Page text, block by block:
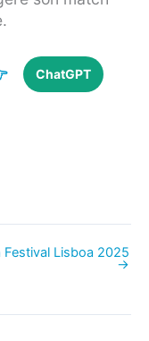
ChatGPT
Festival Lisboa 2025
→